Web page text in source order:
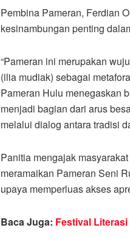
Pembina Pameran, Ferdian
kesinambungan penting
“Pameran ini merupakan
(ilia mudiak) sebagai
Pameran Hulu menegaskan
menjadi bagian dari arus
melalui dialog antara tradisi
Panitia mengajak
meramaikan Pameran Seni
upaya memperluas akses
Baca Juga: Festival